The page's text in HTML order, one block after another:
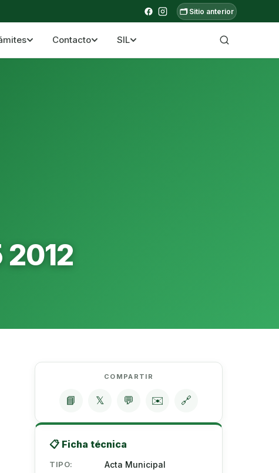
🗂️ Sitio anterior
ecuatoriana
Contacto SIL
2012
COMPARTIR
📘 𝕏 💬 ✉️ 🔗
📋 Ficha técnica
TIPO: Acta Municipal